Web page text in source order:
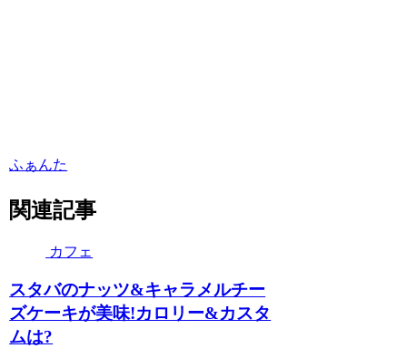
ふぁんた
関連記事
カフェ
スタバのナッツ&キャラメルチー
ズケーキが美味!カロリー&カスタ
ムは?